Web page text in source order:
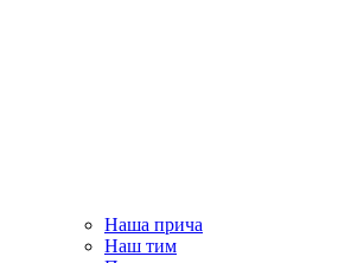
Наша прича
Наш тим